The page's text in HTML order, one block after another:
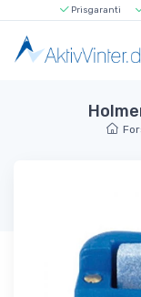
Prisgaranti